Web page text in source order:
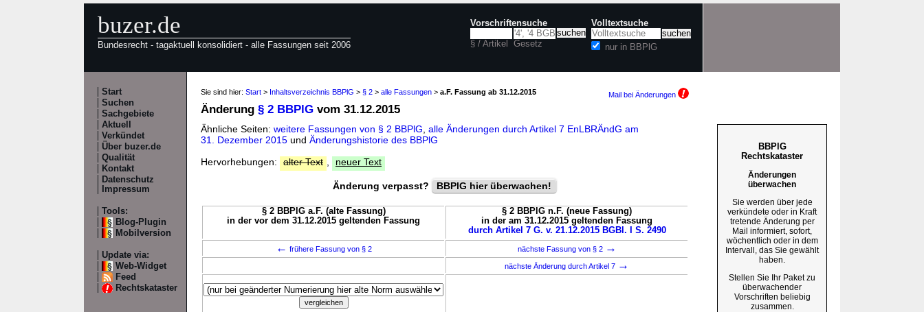
buzer.de
Bundesrecht - tagaktuell konsolidiert - alle Fassungen seit 2006
Vorschriftensuche
§ / Artikel Gesetz
Volltextsuche
nur in BBPlG
Start
Suchen
Sachgebiete
Aktuell
Verkündet
Über buzer.de
Qualität
Kontakt
Datenschutz
Impressum
Tools:
Blog-Plugin
Mobilversion
Update via:
Web-Widget
Feed
Rechtskataster
Sie sind hier: Start > Inhaltsverzeichnis BBPlG > § 2 > alle Fassungen > a.F. Fassung ab 31.12.2015 Mail bei Änderungen
Änderung § 2 BBPlG vom 31.12.2015
Ähnliche Seiten: weitere Fassungen von § 2 BBPlG alle Änderungen durch Artikel 7 EnLBRÄndG am
31. Dezember 2015 und Änderungshistorie des BBPlG
Hervorhebungen:
alter Text neuer Text
Änderung verpasst? BBPlG hier überwachen!
§ 2 BBPlG a.F. (alte Fassung)
in der vor dem 31.12.2015 geltenden Fassung
§ 2 BBPlG n.F. (neue Fassung)
in der am 31.12.2015 geltenden Fassung
durch Artikel 7 G. v. 21.12.2015 BGBl. I S. 2490
← frühere Fassung von § 2 nächste Fassung von § 2 →
nächste Änderung durch Artikel 7 →
BBPlG
Rechtskataster
Änderungen
überwachen
Sie werden über jede
verkündete oder in Kraft
tretende Änderung per
Mail informiert, sofort,
wöchentlich oder in dem
Intervall, das Sie gewählt
haben.
Stellen Sie Ihr Paket zu
überwachender
Vorschriften beliebig
zusammen.